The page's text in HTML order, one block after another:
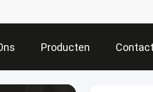
Producten